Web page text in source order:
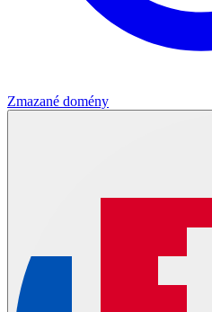
Zmazané domény